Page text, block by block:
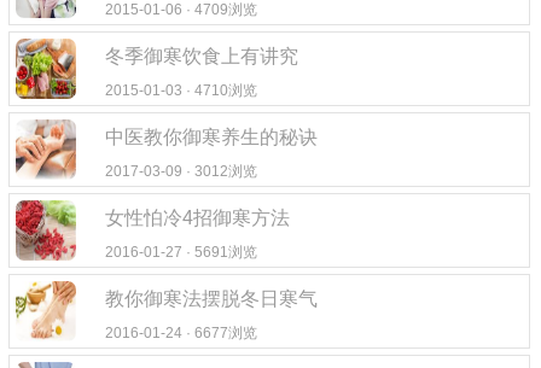
2015-01-06 · 4709浏览
冬季御寒饮食上有讲究
2015-01-03 · 4710浏览
中医教你御寒养生的秘诀
2017-03-09 · 3012浏览
女性怕冷4招御寒方法
2016-01-27 · 5691浏览
教你御寒法摆脱冬日寒气
2016-01-24 · 6677浏览